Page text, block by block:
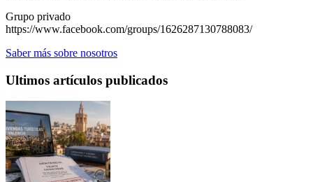
Grupo privado
https://www.facebook.com/groups/1626287130788083/
Saber más sobre nosotros
Ultimos artículos publicados